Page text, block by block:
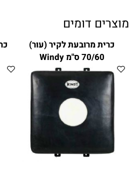
מוצרים דומים
כרית מרובעת לקיר (עור)
70/60 ס"מ Windy